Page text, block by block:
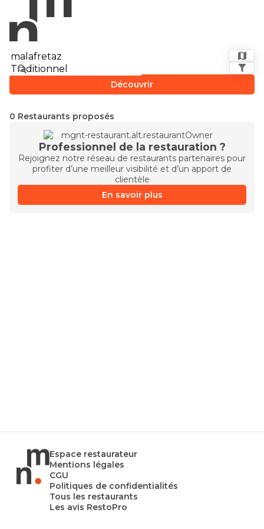
Découvrir
0 Restaurants proposés
Professionnel de la restauration ?
Rejoignez notre réseau de restaurants partenaires pour
profiter d’une meilleur visibilité et d’un apport de
clientèle
En savoir plus
Espace restaurateur
Mentions légales
CGU
Politiques de confidentialités
Tous les restaurants
Les avis RestoPro